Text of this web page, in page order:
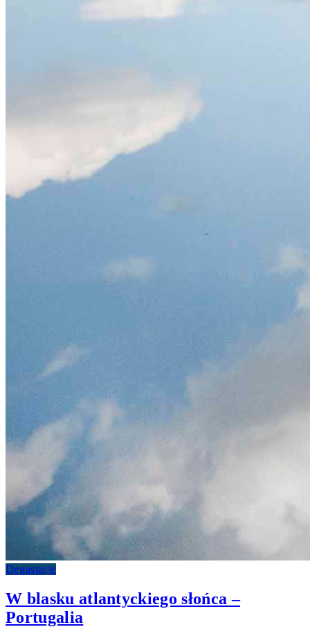
Degustacje
W blasku atlantyckiego słońca –
Portugalia